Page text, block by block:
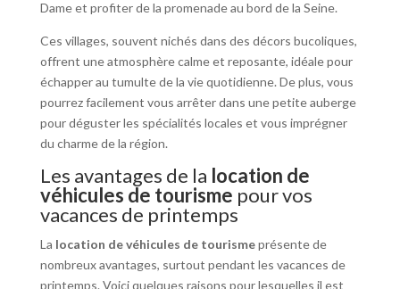
Dame et profiter de la promenade au bord de la Seine.
Ces villages, souvent nichés dans des décors bucoliques,
offrent une atmosphère calme et reposante, idéale pour
échapper au tumulte de la vie quotidienne. De plus, vous
pourrez facilement vous arrêter dans une petite auberge
pour déguster les spécialités locales et vous imprégner
du charme de la région.
Les avantages de la location de
véhicules de tourisme pour vos
vacances de printemps
La location de véhicules de tourismeprésente de
nombreux avantages, surtout pendant les vacances de
printemps. Voici quelques raisons pour lesquelles il est